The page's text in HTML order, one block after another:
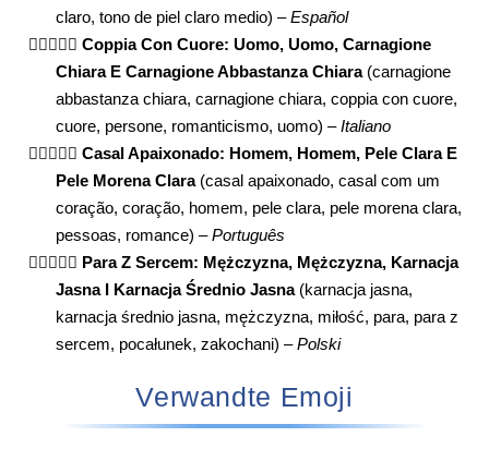
claro, tono de piel claro medio) –Español
👨🏻‍❤️‍👨🏼 Coppia Con Cuore: Uomo, Uomo, Carnagione
Chiara E Carnagione Abbastanza Chiara(carnagione
abbastanza chiara, carnagione chiara, coppia con cuore,
cuore, persone, romanticismo, uomo) –Italiano
👨🏻‍❤️‍👨🏼 Casal Apaixonado: Homem, Homem, Pele Clara E
Pele Morena Clara(casal apaixonado, casal com um
coração, coração, homem, pele clara, pele morena clara,
pessoas, romance) –Português
👨🏻‍❤️‍👨🏼 Para Z Sercem: Mężczyzna, Mężczyzna, Karnacja
Jasna I Karnacja Średnio Jasna(karnacja jasna,
karnacja średnio jasna, mężczyzna, miłość, para, para z
sercem, pocałunek, zakochani) –Polski
Verwandte Emoji